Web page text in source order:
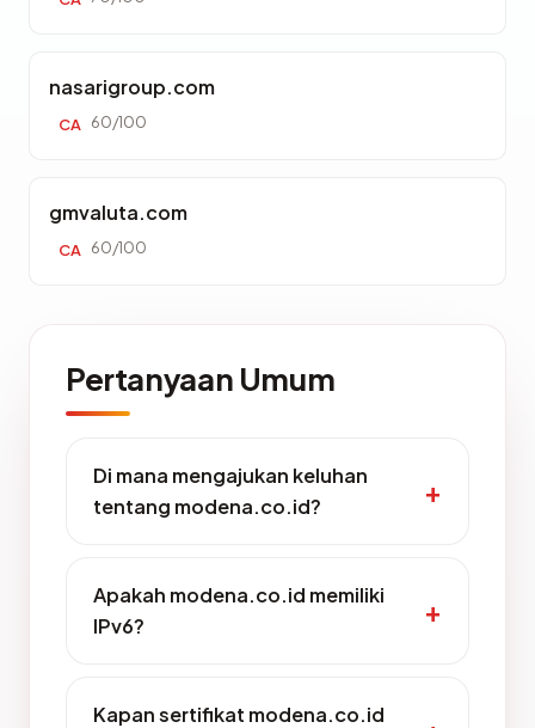
nasarigroup.com
CA 60/100
gmvaluta.com
CA 60/100
Pertanyaan Umum
Di mana mengajukan keluhan
tentang modena.co.id?
Apakah modena.co.id memiliki
IPv6?
Kapan sertifikat modena.co.id